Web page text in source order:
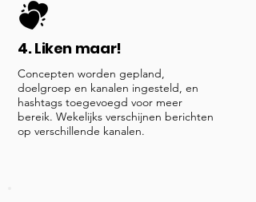
4. Liken maar!
Concepten worden gepland,
doelgroep en kanalen ingesteld, en
hashtags toegevoegd voor meer
bereik. Wekelijks verschijnen berichten
op verschillende kanalen.